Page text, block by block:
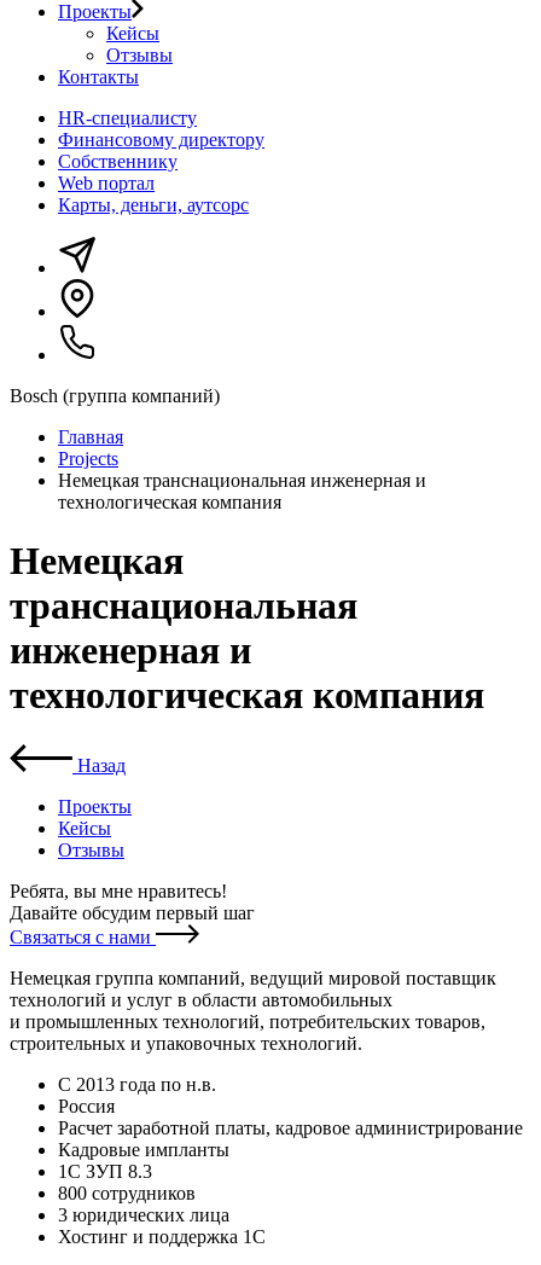
Проекты
Кейсы
Отзывы
Контакты
HR-специалисту
Финансовому директору
Собственнику
Web портал
Карты, деньги, аутсорс
Bosch (группа компаний)
Главная
Projects
Немецкая транснациональная инженерная и
технологическая компания
Немецкая
транснациональная
инженерная и
технологическая компания
Назад
Проекты
Кейсы
Отзывы
Ребята, вы мне нравитесь!
Давайте обсудим первый шаг
Связаться с нами
Немецкая группа компаний, ведущий мировой поставщик
технологий и услуг в области автомобильных
и промышленных технологий, потребительских товаров,
строительных и упаковочных технологий.
С 2013 года по н.в.
Россия
Расчет заработной платы, кадровое администрирование
Кадровые импланты
1С ЗУП 8.3
800 сотрудников
3 юридических лица
Хостинг и поддержка 1С